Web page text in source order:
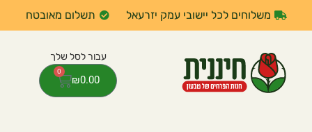
משלוחים לכל יישובי עמק יזרעאל תשלום מאובטח
₪0.00
0